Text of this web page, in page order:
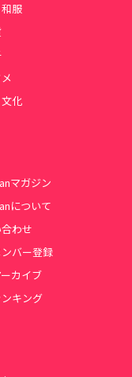
服
化
マガジン
について
わせ
バー登録
カイブ
キング